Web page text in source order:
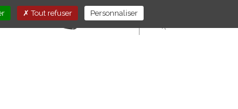
E-STORE
Tout refuser Personnaliser